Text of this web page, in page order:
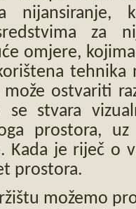
nijansiranje,
za
omjere,
tehnika
ostvariti
se stvara
prostora,
Kada je riječ o
prostora.
možemo